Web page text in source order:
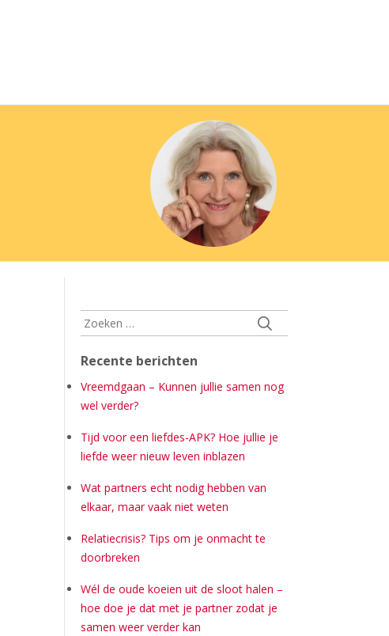
Zoeken
naar:
Recente berichten
Vreemdgaan – Kunnen jullie samen nog
wel verder?
Tijd voor een liefdes-APK? Hoe jullie je
liefde weer nieuw leven inblazen
Wat partners echt nodig hebben van
elkaar, maar vaak niet weten
Relatiecrisis? Tips om je onmacht te
doorbreken
Wél de oude koeien uit de sloot halen –
hoe doe je dat met je partner zodat je
samen weer verder kan